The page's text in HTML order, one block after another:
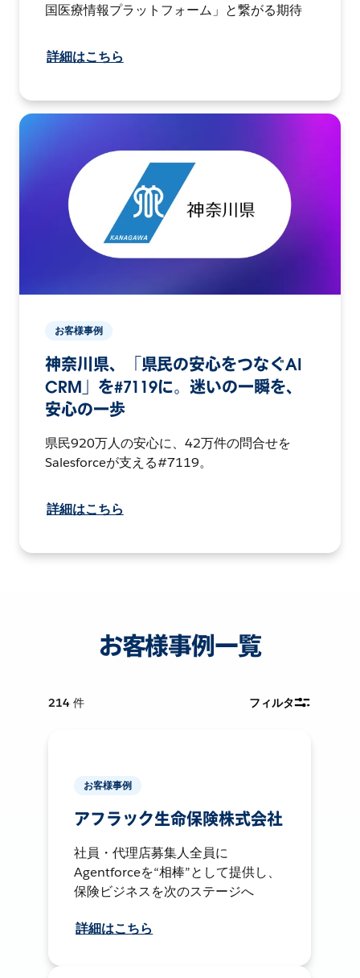
国医療情報プラットフォーム」と繋がる期待
詳細はこちら
お客様事例
神奈川県、「県民の安心をつなぐAI
CRM」を#7119に。迷いの一瞬を、
安心の一歩
県民920万人の安心に、42万件の問合せを
Salesforceが支える#7119。
詳細はこちら
お客様事例一覧
214 件 フィルタ
お客様事例
アフラック生命保険株式会社
社員・代理店募集人全員に
Agentforceを“相棒”として提供し、
保険ビジネスを次のステージへ
詳細はこちら